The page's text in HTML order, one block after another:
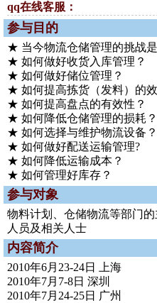
qq在线客服：
参与目的
★ 当今物流仓储管理的挑战
★ 如何做好收货入库管理？
★ 如何做好储位管理？
★ 如何提高拣货（发料）的效
★ 如何提高盘点的有效性？
★ 如何降低仓储管理的损耗？
★ 如何选择与维护物流设备？
★ 如何做好配送运输管理?
★ 如何降低运输成本？
★ 如何管理好库存？
参与对象
物料计划、仓储物流等部门
人员及相关人士
内容简介
2010年6月23-24日 上海
2010年7月7-8日 深圳
2010年7月24-25日 广州